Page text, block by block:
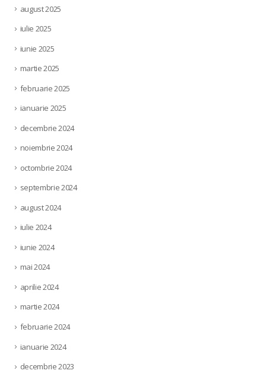
august 2025
iulie 2025
iunie 2025
martie 2025
februarie 2025
ianuarie 2025
decembrie 2024
noiembrie 2024
octombrie 2024
septembrie 2024
august 2024
iulie 2024
iunie 2024
mai 2024
aprilie 2024
martie 2024
februarie 2024
ianuarie 2024
decembrie 2023